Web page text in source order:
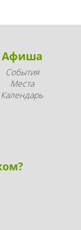
Афиша
События
Места
Календарь